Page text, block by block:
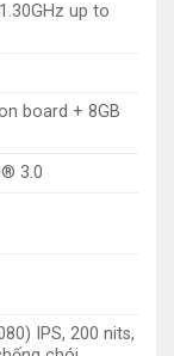
up to
board + 8GB
3.0
IPS, 200 nits,